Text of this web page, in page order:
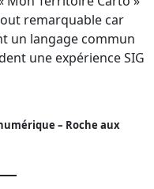
remarquable car
un langage commun
une expérience SIG
– Roche aux